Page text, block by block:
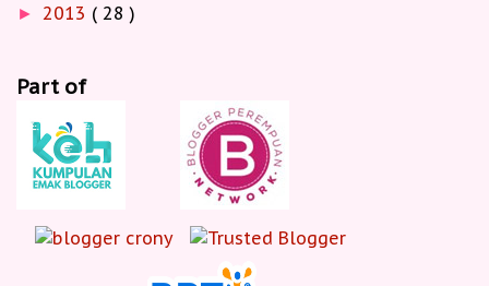
► 2013 ( 28 )
Part of